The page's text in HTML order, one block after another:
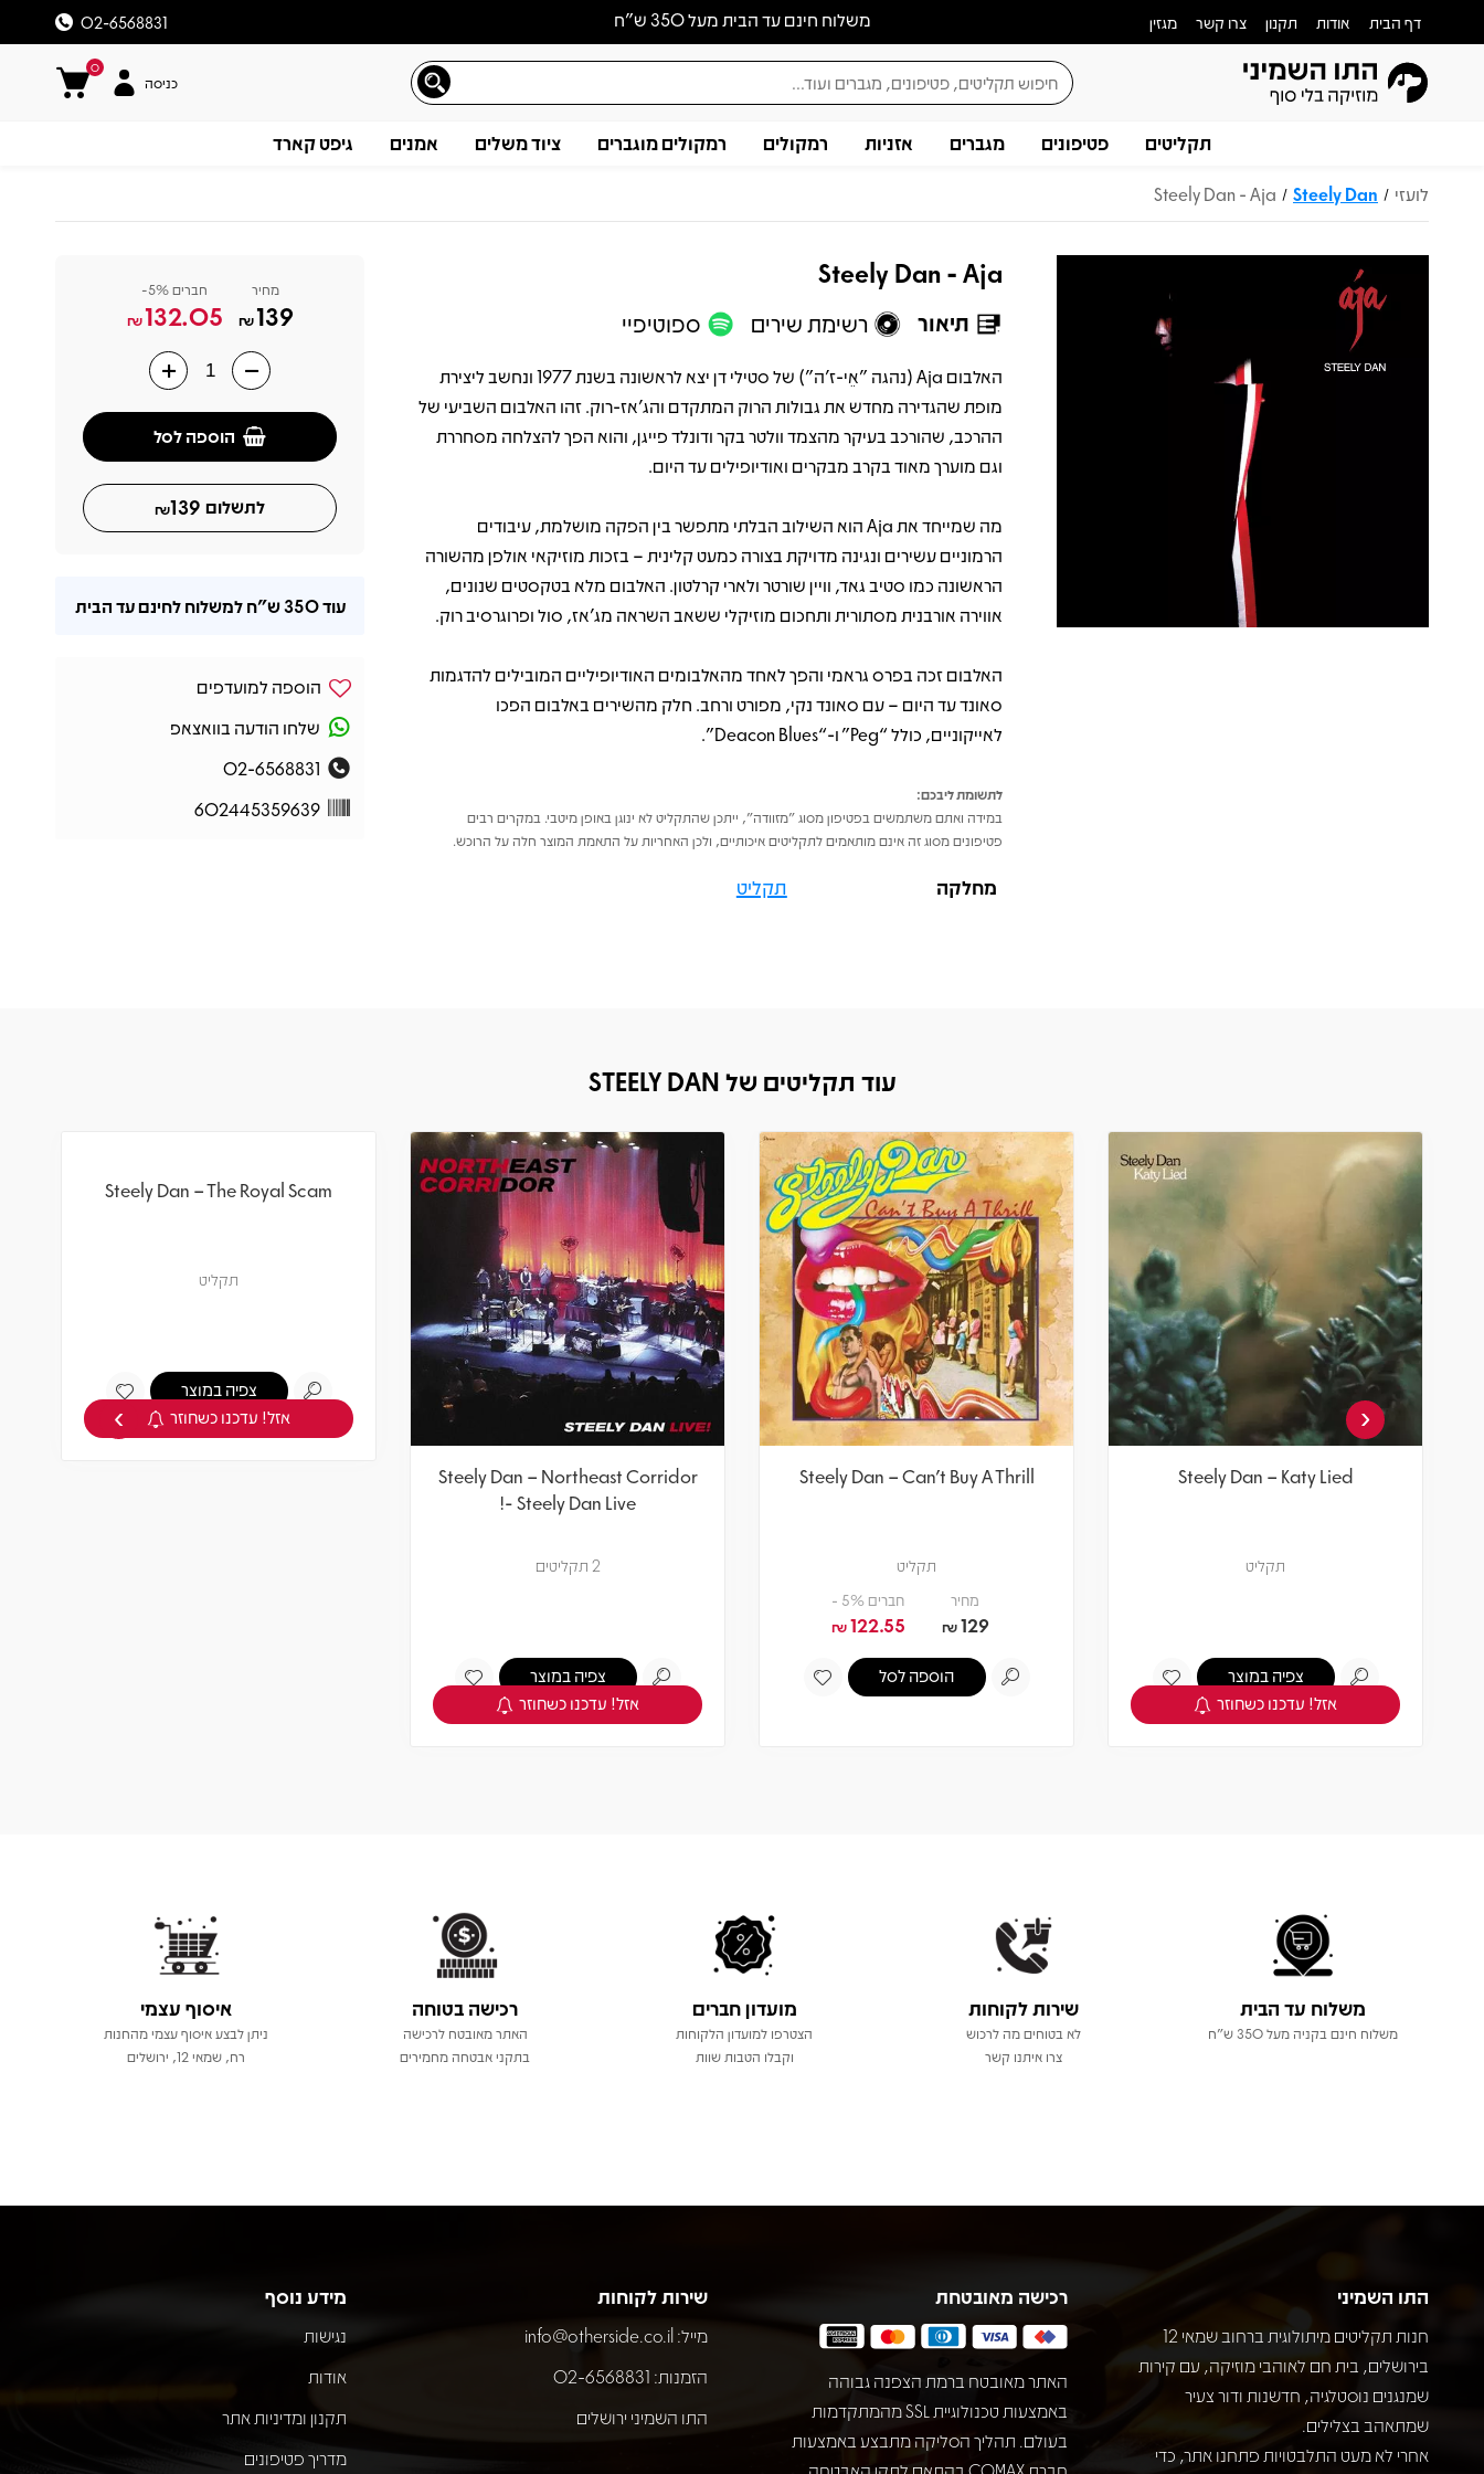
משלוח חינם עד הבית מעל 350 ש״ח דף הבית אודות תקנון צרו קשר מגזין 02-6568831
0
כניסה
תקליטים פטיפונים מגברים אזניות רמקולים רמקולים מוגברים ציוד משלים אמנים גיפט קארד
לועזי /
Steely Dan
/
Steely Dan - Aja
Steely Dan - Aja
תיאור רשימת שירים ספוטיפיי
תיאור
האלבום Aja (נהגה "אֵי-ז'ה") של סטילי דן יצא לראשונה בשנת 1977 ונחשב ליצירת
מופת שהגדירה מחדש את גבולות הרוק המתקדם והג'אז-רוק. זהו האלבום השביעי של
ההרכב, שהורכב בעיקר מהצמד וולטר בקר ודונלד פייגן, והוא הפך להצלחה מסחררת
וגם מוערך מאוד בקרב מבקרים ואודיופילים עד היום.
מה שמייחד את Aja הוא השילוב הבלתי מתפשר בין הפקה מושלמת, עיבודים
הרמוניים עשירים ונגינה מדויקת בצורה כמעט קלינית – בזכות מוזיקאי אולפן מהשורה
הראשונה כמו סטיב גאד, וויין שורטר ולארי קרלטון. האלבום מלא בטקסטים שנונים,
אווירה אורבנית מסתורית ותחכום מוזיקלי ששאב השראה מג'אז, סול ופרוגרסיב רוק.
האלבום זכה בפרס גראמי והפך לאחד מהאלבומים האודיופיליים המובילים להדגמות
סאונד עד היום – עם סאונד נקי, מפורט ורחב. חלק מהשירים באלבום הפכו
לאייקוניים, כולל “Peg” ו-“Deacon Blues”.
לתשומת ליבכם:
במידה ואתם משתמשים בפטיפון מסוג "מזוודה", ייתכן שהתקליט לא ינוגן באופן מיטבי. במקרים רבים
פטיפונים מסוג זה אינם מותאמים לתקליטים איכותיים, ולכן האחריות על התאמת המוצר חלה על הרוכש.
מחלקה תקליט
מחיר
139
₪
חברים 5%-
132.05
₪
הוספה לסל
לתשלום 139
₪
עוד350 ש"ח למשלוח לחינם עד הבית
הוספה למועדפים
שלחו הודעה בוואצאפ
02-6568831
602445359639
עוד תקליטים של STEELY DAN
Steely Dan – Katy Lied
תקליט
צפיה במוצר
אזל! עדכנו כשחוזר
Steely Dan – Can't Buy A Thrill
תקליט
מחיר
129
₪
חברים 5% -
122.55
₪
הוספה לסל
Steely Dan – Northeast Corridor
- Steely Dan Live!
2 תקליטים
צפיה במוצר
אזל! עדכנו כשחוזר
‹
›
משלוח עד הבית
משלוח חינם בקניה מעל 350 ש"ח
שירות לקוחות
לא בטוחים מה לרכוש
צרו איתנו קשר
מועדון חברים
הצטרפו למועדון הלקוחות
וקבלו הטבות שוות
רכישה בטוחה
האתר מאובטח לרכישה
בתקני אבטחה מחמירים
איסוף עצמי
ניתן לבצע איסוף עצמי מהחנות
רח, שמאי 12, ירושלים
התו השמיני
חנות תקליטים מיתולוגית ברחוב שמאי 12
בירושלים, בית חם לאוהבי מוזיקה, עם קירות
שמנגנים נוסטלגיה, חדשנות ודור צעיר
שמתאהב בצלילים.
אחרי לא מעט התלבטויות פתחנו אתר, כדי
רכישה מאובטחת
האתר מאובטח ברמת הצפנה גבוהה
באמצעות טכנולוגיית SSL מהמתקדמות
בעולם. תהליך הסליקה מתבצע באמצעות
שירות לקוחות
מייל: info@otherside.co.il
הזמנות: 02-6568831
התו השמיני ירושלים
מידע נוסף
נגישות
אודות
תקנון ומדיניות אתר
מדריך פטיפונים